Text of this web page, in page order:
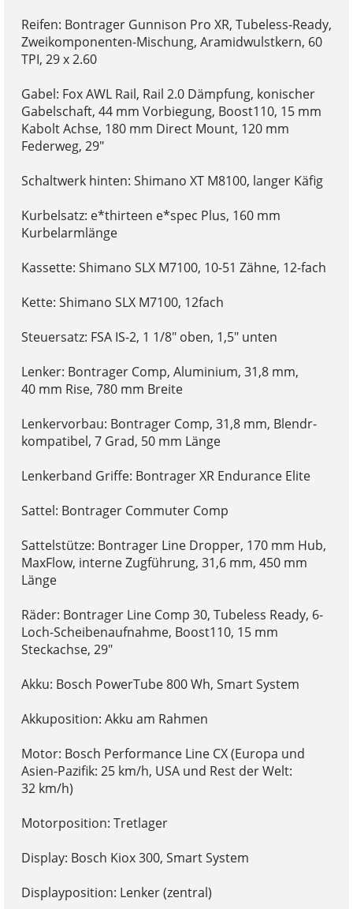
Reifen: Bontrager Gunnison Pro XR, Tubeless-Ready,
Zweikomponenten-Mischung, Aramidwulstkern, 60
TPI, 29 x 2.60
Gabel: Fox AWL Rail, Rail 2.0 Dämpfung, konischer
Gabelschaft, 44 mm Vorbiegung, Boost110, 15 mm
Kabolt Achse, 180 mm Direct Mount, 120 mm
Federweg, 29"
Schaltwerk hinten: Shimano XT M8100, langer Käfig
Kurbelsatz: e*thirteen e*spec Plus, 160 mm
Kurbelarmlänge
Kassette: Shimano SLX M7100, 10-51 Zähne, 12-fach
Kette: Shimano SLX M7100, 12fach
Steuersatz: FSA IS-2, 1 1/8" oben, 1,5" unten
Lenker: Bontrager Comp, Aluminium, 31,8 mm,
40 mm Rise, 780 mm Breite
Lenkervorbau: Bontrager Comp, 31,8 mm, Blendr-
kompatibel, 7 Grad, 50 mm Länge
Lenkerband Griffe: Bontrager XR Endurance Elite
Sattel: Bontrager Commuter Comp
Sattelstütze: Bontrager Line Dropper, 170 mm Hub,
MaxFlow, interne Zugführung, 31,6 mm, 450 mm
Länge
Räder: Bontrager Line Comp 30, Tubeless Ready, 6-
Loch-Scheibenaufnahme, Boost110, 15 mm
Steckachse, 29"
Akku: Bosch PowerTube 800 Wh, Smart System
Akkuposition: Akku am Rahmen
Motor: Bosch Performance Line CX (Europa und
Asien-Pazifik: 25 km/h, USA und Rest der Welt:
32 km/h)
Motorposition: Tretlager
Display: Bosch Kiox 300, Smart System
Displayposition: Lenker (zentral)